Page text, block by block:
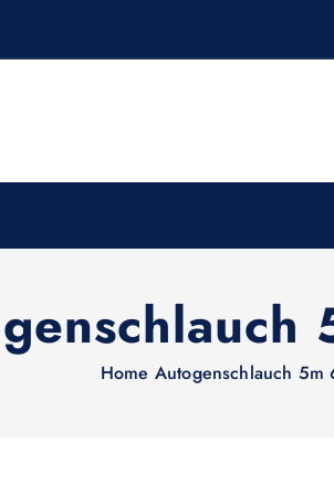
Home Autogenschlauch 5m